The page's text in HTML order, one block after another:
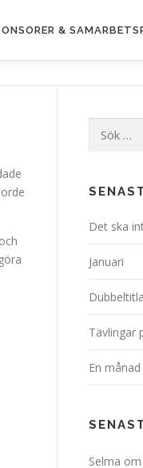
&
efter:
Det ska
Januari
Tävlingar
En
Selma om